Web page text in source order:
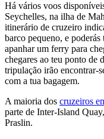
Há vários voos
Seychelles, na ilha de
itinerário de cruzeiro
barco pequeno, e
apanhar um ferry para
chegares ao teu ponto de
tripulação irão encontrar-
com a tua bagagem.
A maioria dos cruzeiros
parte de Inter-Island
Praslin.